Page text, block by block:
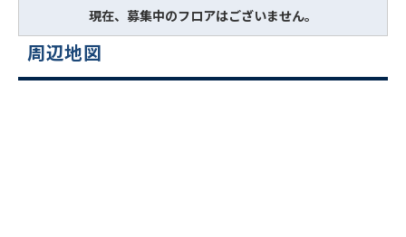
現在、募集中のフロアはございません。
周辺地図